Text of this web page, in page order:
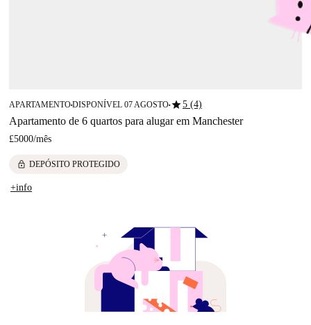
APARTAMENTO■DISPONÍVEL 07 AGOSTO■star5 (4)
Apartamento de 6 quartos para alugar em Manchester
£5000/mês
lock DEPÓSITO PROTEGIDO
+info